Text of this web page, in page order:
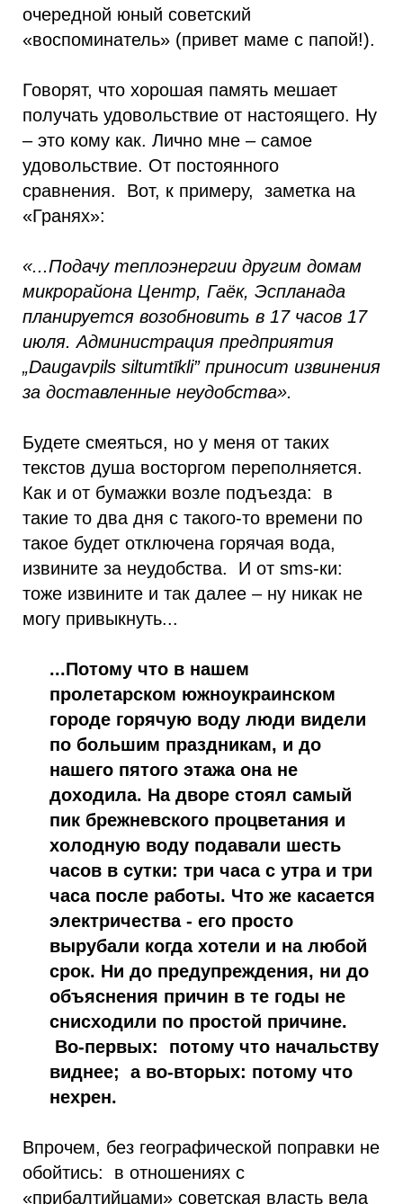
очередной юный советский
«воспоминатель» (привет маме с папой!).
Говорят, что хорошая память мешает
получать удовольствие от настоящего. Ну
– это кому как. Лично мне – самое
удовольствие. От постоянного
сравнения. Вот, к примеру, заметка на
«Гранях»:
«...Подачу теплоэнергии другим домам
микрорайона Центр, Гаёк, Эспланада
планируется возобновить в 17 часов 17
июля. Администрация предприятия
„Daugavpils siltumtīkli” приносит извинения
за доставленные неудобства».
Будете смеяться, но у меня от таких
текстов душа восторгом переполняется.
Как и от бумажки возле подъезда: в
такие то два дня с такого-то времени по
такое будет отключена горячая вода,
извините за неудобства. И от sms-ки:
тоже извините и так далее – ну никак не
могу привыкнуть...
...Потому что в нашем
пролетарском южноукраинском
городе горячую воду люди видели
по большим праздникам, и до
нашего пятого этажа она не
доходила. На дворе стоял самый
пик брежневского процветания и
холодную воду подавали шесть
часов в сутки: три часа с утра и три
часа после работы. Что же касается
электричества - его просто
вырубали когда хотели и на любой
срок. Ни до предупреждения, ни до
объяснения причин в те годы не
снисходили по простой причине.
Во-первых: потому что начальству
виднее; а во-вторых: потому что
нехрен.
Впрочем, без географической поправки не
обойтись: в отношениях с
«прибалтийцами» советская власть вела